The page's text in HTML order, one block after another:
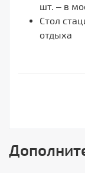
шт. – в
Стол
отдыха